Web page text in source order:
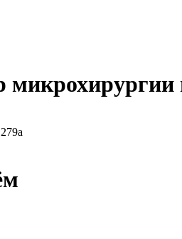
микрохирургии